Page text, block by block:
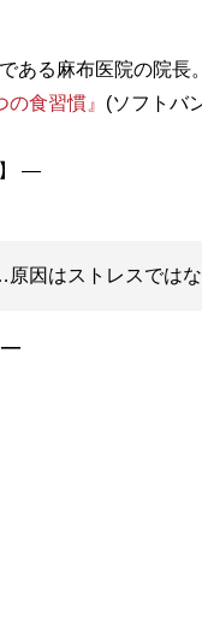
ある麻布医院の院
の食習慣』 (ソフトバ
― 30代［死に至る病］の微妙な兆候【2】 ―
因はストレスでは
―